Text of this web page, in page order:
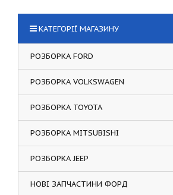
КАТЕГОРІЇ МАГАЗИНУ
РОЗБОРКА FORD
РОЗБОРКА VOLKSWAGEN
РОЗБОРКА TOYOTA
РОЗБОРКА MITSUBISHI
РОЗБОРКА JEEP
НОВІ ЗАПЧАСТИНИ ФОРД